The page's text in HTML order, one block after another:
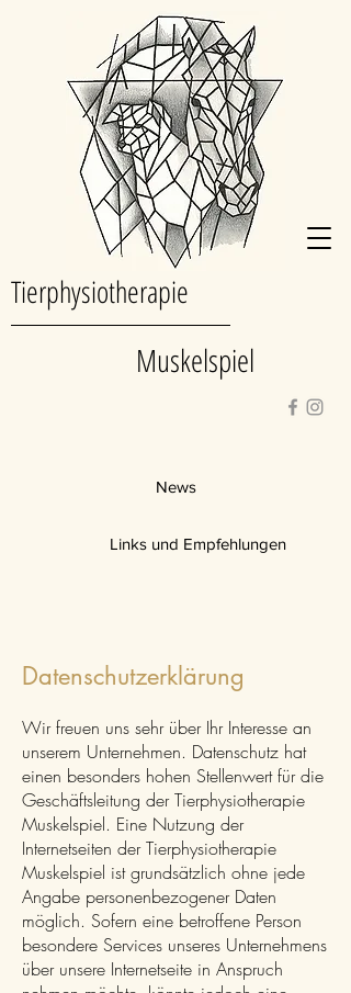
Tierphysiotherapie
Muskelspiel
News
Links und Empfehlungen
Datenschutzerklärung
Wir freuen uns sehr über Ihr Interesse an
unserem Unternehmen. Datenschutz hat
einen besonders hohen Stellenwert für die
Geschäftsleitung der Tierphysiotherapie
Muskelspiel. Eine Nutzung der
Internetseiten der Tierphysiotherapie
Muskelspiel ist grundsätzlich ohne jede
Angabe personenbezogener Daten
möglich. Sofern eine betroffene Person
besondere Services unseres Unternehmens
über unsere Internetseite in Anspruch